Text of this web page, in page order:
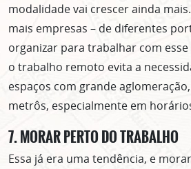
modalidade vai crescer ainda
mais empresas – de diferentes
organizar para trabalhar com
o trabalho remoto evita a
espaços com grande
metrôs, especialmente em
7. MORAR PERTO DO TRABALHO
Essa já era uma tendência, e